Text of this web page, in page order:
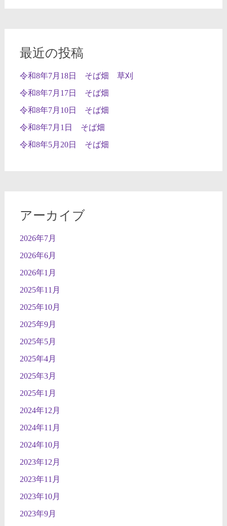
最近の投稿
令和8年7月18日 そば畑 草刈
令和8年7月17日 そば畑
令和8年7月10日 そば畑
令和8年7月1日 そば畑
令和8年5月20日 そば畑
アーカイブ
2026年7月
2026年6月
2026年1月
2025年11月
2025年10月
2025年9月
2025年5月
2025年4月
2025年3月
2025年1月
2024年12月
2024年11月
2024年10月
2023年12月
2023年11月
2023年10月
2023年9月